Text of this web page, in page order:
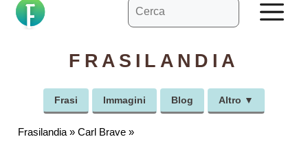
Ricerca
per:
FRASILANDIA
Frasi Immagini Blog Altro ▼
Frasilandia »Carl Brave »